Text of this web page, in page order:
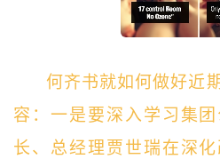
何齐书就如何做好近
容：一是要深入学习集
长、总经理贾世瑞在深